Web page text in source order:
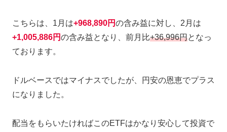
こちらは、1月は+968,890円の含み益に対し、2月は
+1,005,886円の含み益となり、前月比+36,996円となっ
ております。
ドルベースではマイナスでしたが、円安の恩恵でプラス
になりました。
配当をもらいたければこのETFはかなり安心して投資で